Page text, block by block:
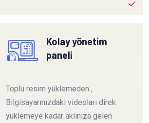
Kolay yönetim
paneli
Toplu resim yüklemeden ,
Bilgisayarınızdaki videoları direk
yüklemeye kadar aklınıza gelen